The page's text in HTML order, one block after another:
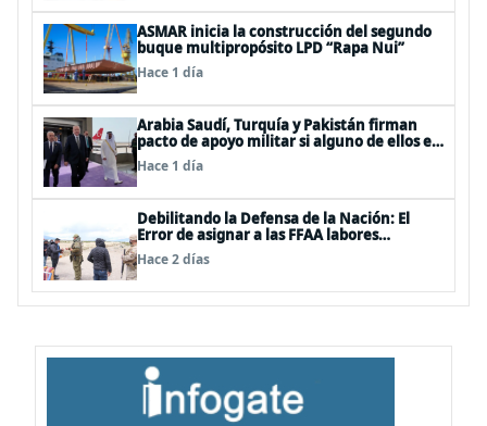
ASMAR inicia la construcción del segundo
buque multipropósito LPD “Rapa Nui”
Hace 1 día
Arabia Saudí, Turquía y Pakistán firman
pacto de apoyo militar si alguno de ellos es
atacado
Hace 1 día
Debilitando la Defensa de la Nación: El
Error de asignar a las FFAA labores
policiales
Hace 2 días